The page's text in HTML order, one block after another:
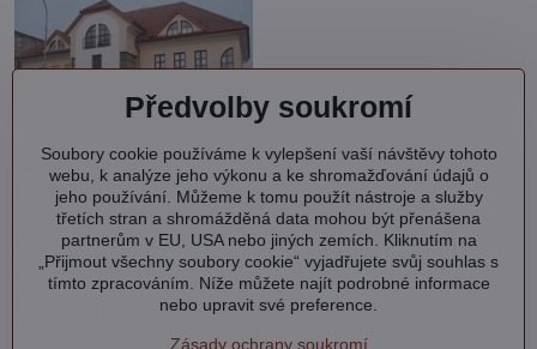
OC KVARTET s.r.o.
Debřská 1000
293 06 Kosmonosy
IČ: 27202577
DIČ: CZ27202577
Společnost je zapsána v OR vedeném MS v Praze oddíl C, vložka
z obchodního rejstříku.
Předvolby soukromí
Soubory cookie používáme k vylepšení vaší návštěvy tohoto
webu, k analýze jeho výkonu a ke shromažďování údajů o
jeho používání. Můžeme k tomu použít nástroje a služby
třetích stran a shromážděná data mohou být přenášena
partnerům v EU, USA nebo jiných zemích. Kliknutím na
„Přijmout všechny soubory cookie“ vyjadřujete svůj souhlas s
tímto zpracováním. Níže můžete najít podrobné informace
nebo upravit své preference.
Zásady ochrany soukromí